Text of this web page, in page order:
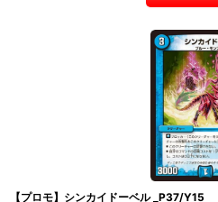
【プロモ】シンカイドーベル _P37/Y15